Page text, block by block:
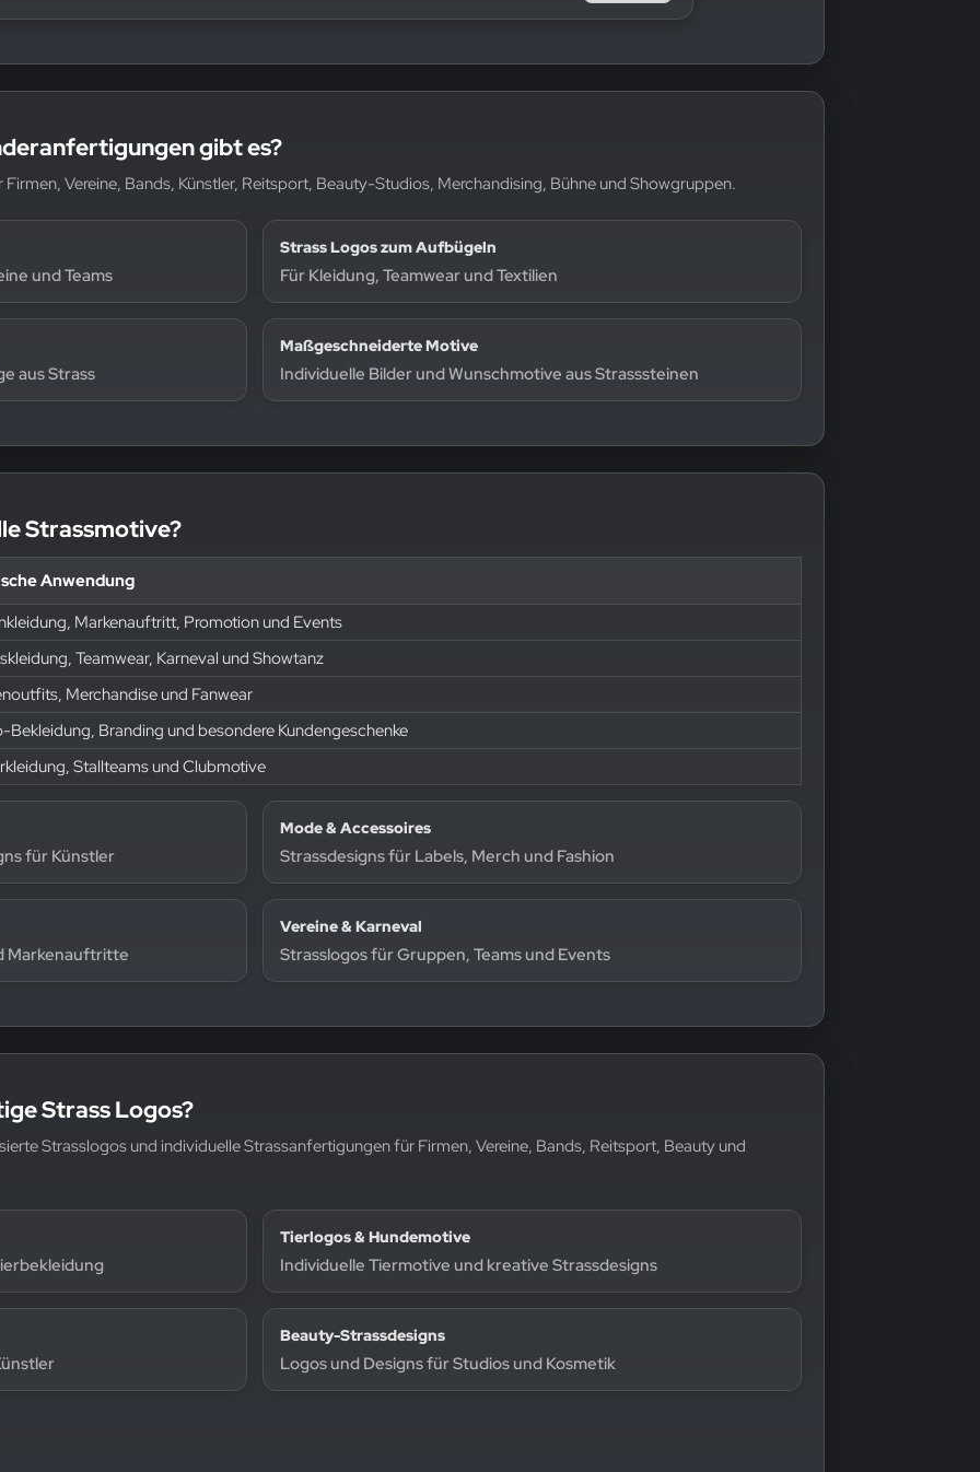
gibt es?
Vereine, Bands, Künstler, Reitsport, Beauty-Studios, Merchandising, Bühne und Showgruppen.
und Teams
Strass Logos zum Aufbügeln
Für Kleidung, Teamwear und Textilien
aus Strass
Maßgeschneiderte Motive
Individuelle Bilder und Wunschmotive aus Strasssteinen
Strassmotive?
Anwendung
Markenauftritt, Promotion und Events
Teamwear, Karneval und Showtanz
Merchandise und Fanwear
Bekleidung, Branding und besondere Kundengeschenke
Stallteams und Clubmotive
für Künstler
Mode & Accessoires
Strassdesigns für Labels, Merch und Fashion
Markenauftritte
Vereine & Karneval
Strasslogos für Gruppen, Teams und Events
Strass Logos?
Strasslogos und individuelle Strassanfertigungen für Firmen, Vereine, Bands, Reitsport, Beauty und
Tierlogos & Hundemotive
Individuelle Tiermotive und kreative Strassdesigns
Beauty-Strassdesigns
Logos und Designs für Studios und Kosmetik